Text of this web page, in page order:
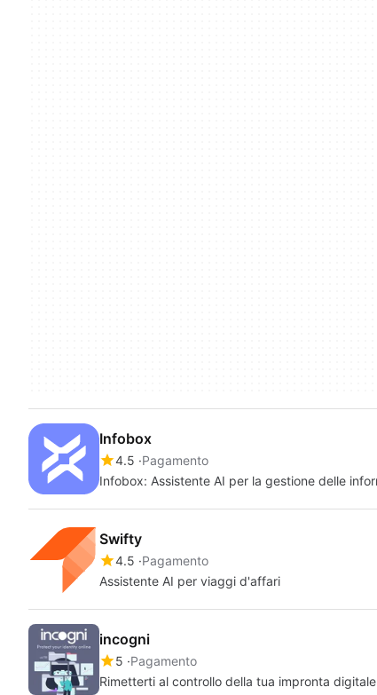
Infobox
4.5 Pagamento
Infobox: Assistente AI per la gestione delle
Swifty
4.5 Pagamento
Assistente AI per viaggi d'affari
incogni
5 Pagamento
Rimetterti al controllo della tua impronta digitale